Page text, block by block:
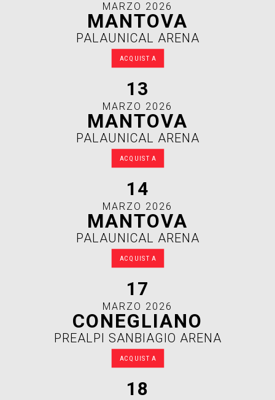
MARZO 2026
MANTOVA
PALAUNICAL ARENA
ACQUISTA
13
MARZO 2026
MANTOVA
PALAUNICAL ARENA
ACQUISTA
14
MARZO 2026
MANTOVA
PALAUNICAL ARENA
ACQUISTA
17
MARZO 2026
CONEGLIANO
PREALPI SANBIAGIO ARENA
ACQUISTA
18